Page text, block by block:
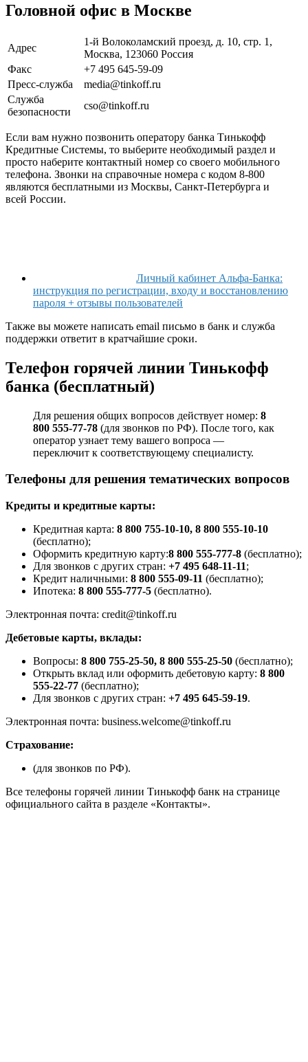
Головной офис в Москве
Адрес
1-й Волоколамский проезд, д. 10, стр. 1,
Москва, 123060 Россия
Факс
+7 495 645-59-09
Пресс-служба
media@tinkoff.ru
Служба
безопасности
cso@tinkoff.ru
Если вам нужно позвонить оператору банка Тинькофф
Кредитные Системы, то выберите необходимый раздел и
просто наберите контактный номер со своего мобильного
телефона. Звонки на справочные номера с кодом 8-800
являются бесплатными из Москвы, Санкт-Петербурга и
всей России.
Личный кабинет Альфа-Банка:
инструкция по регистрации, входу и восстановлению
пароля + отзывы пользователей
Также вы можете написать email письмо в банк и служба
поддержки ответит в кратчайшие сроки.
Телефон горячей линии Тинькофф
банка (бесплатный)
Для решения общих вопросов действует номер: 8
800 555-77-78 (для звонков по РФ). После того, как
оператор узнает тему вашего вопроса —
переключит к соответствующему специалисту.
Телефоны для решения тематических вопросов
Кредиты и кредитные карты:
Кредитная карта: 8 800 755-10-10, 8 800 555-10-10
(бесплатно);
Оформить кредитную карту:8 800 555-777-8 (бесплатно);
Для звонков с других стран: +7 495 648-11-11;
Кредит наличными: 8 800 555-09-11 (бесплатно);
Ипотека: 8 800 555-777-5 (бесплатно).
Электронная почта: credit@tinkoff.ru
Дебетовые карты, вклады:
Вопросы: 8 800 755-25-50, 8 800 555-25-50 (бесплатно);
Открыть вклад или оформить дебетовую карту: 8 800
555-22-77 (бесплатно);
Для звонков с других стран: +7 495 645-59-19.
Электронная почта: business.welcome@tinkoff.ru
Страхование:
(для звонков по РФ).
Все телефоны горячей линии Тинькофф банк на странице
официального сайта в разделе «Контакты».